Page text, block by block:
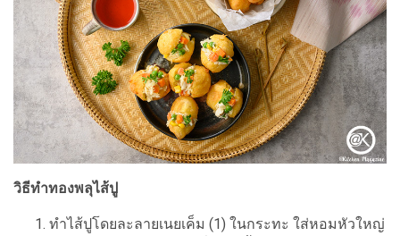
วิธีทำทองพลุไส้ปู
ทำไส้ปูโดยละลายเนยเค็ม (1) ในกระทะ ใส่หอมหัวใหญ่